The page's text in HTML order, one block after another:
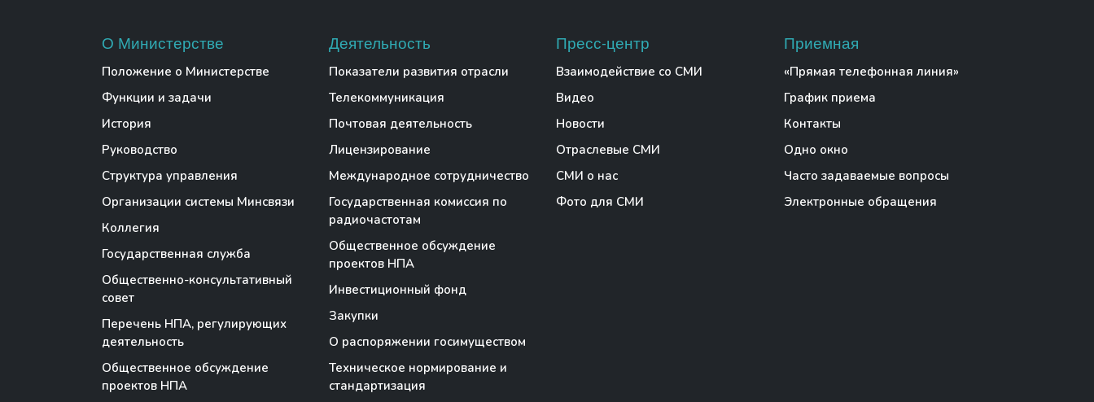
О Министерстве
Положение о Министерстве
Функции и задачи
История
Руководство
Структура управления
Организации системы Минсвязи
Коллегия
Государственная служба
Общественно-консультативный
совет
Перечень НПА, регулирующих
деятельность
Общественное обсуждение
проектов НПА
Деятельность
Показатели развития отрасли
Телекоммуникация
Почтовая деятельность
Лицензирование
Международное сотрудничество
Государственная комиссия по
радиочастотам
Общественное обсуждение
проектов НПА
Инвестиционный фонд
Закупки
О распоряжении госимуществом
Техническое нормирование и
стандартизация
Пресс-центр
Взаимодействие со СМИ
Видео
Новости
Отраслевые СМИ
СМИ о нас
Фото для СМИ
Приемная
«Прямая телефонная линия»
График приема
Контакты
Одно окно
Часто задаваемые вопросы
Электронные обращения